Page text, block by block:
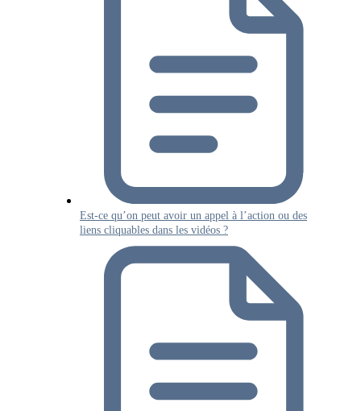
Est-ce qu’on peut avoir un appel à l’action ou des
liens cliquables dans les vidéos ?